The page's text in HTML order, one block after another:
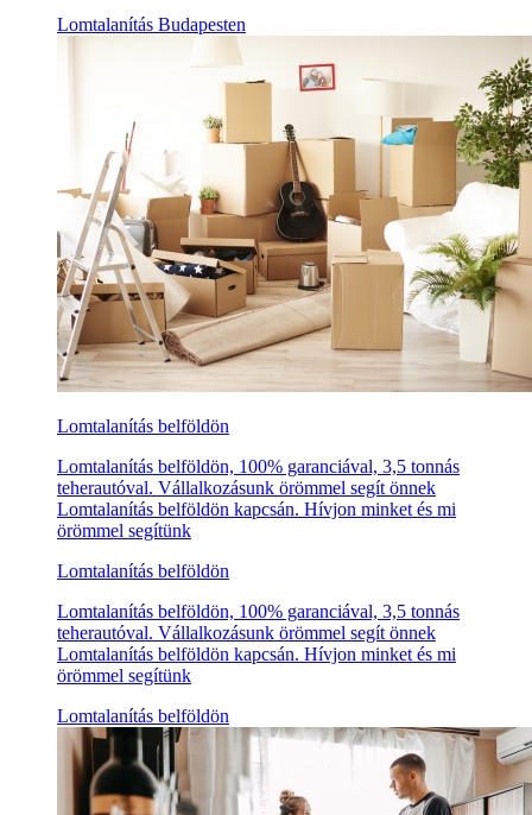
Lomtalanítás Budapesten
Lomtalanítás belföldön
Lomtalanítás belföldön, 100% garanciával, 3,5 tonnás
teherautóval. Vállalkozásunk örömmel segít önnek
Lomtalanítás belföldön kapcsán. Hívjon minket és mi
örömmel segítünk
Lomtalanítás belföldön
Lomtalanítás belföldön, 100% garanciával, 3,5 tonnás
teherautóval. Vállalkozásunk örömmel segít önnek
Lomtalanítás belföldön kapcsán. Hívjon minket és mi
örömmel segítünk
Lomtalanítás belföldön